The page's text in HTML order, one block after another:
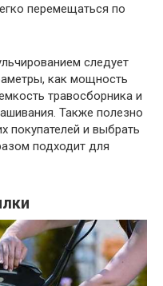
перемещаться по
следует
как мощность
травосборника и
Также полезно
покупателей и выбрать
подходит для